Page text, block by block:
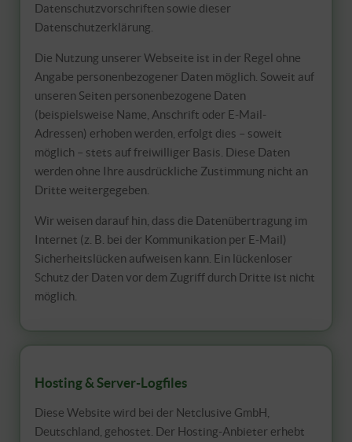
Datenschutzvorschriften sowie dieser
Datenschutzerklärung.
Die Nutzung unserer Webseite ist in der Regel ohne
Angabe personenbezogener Daten möglich. Soweit auf
unseren Seiten personenbezogene Daten
(beispielsweise Name, Anschrift oder E-Mail-
Adressen) erhoben werden, erfolgt dies – soweit
möglich – stets auf freiwilliger Basis. Diese Daten
werden ohne Ihre ausdrückliche Zustimmung nicht an
Dritte weitergegeben.
Wir weisen darauf hin, dass die Datenübertragung im
Internet (z. B. bei der Kommunikation per E-Mail)
Sicherheitslücken aufweisen kann. Ein lückenloser
Schutz der Daten vor dem Zugriff durch Dritte ist nicht
möglich.
Hosting & Server-Logfiles
Diese Website wird bei der Netclusive GmbH,
Deutschland, gehostet. Der Hosting-Anbieter erhebt